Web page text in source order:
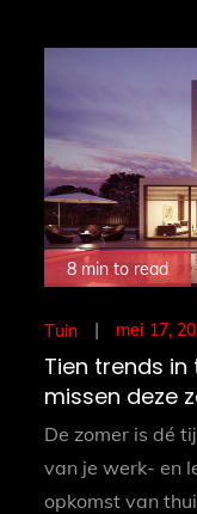
8 min to read
Tuin
Posted
on
mei 17,
Tien trends
missen deze
De zomer is dé
van je werk- en
opkomst van